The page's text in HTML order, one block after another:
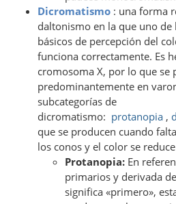
Dicromatismo : una forma
daltonismo en la que uno de
básicos de percepción del
funciona correctamente. Es
cromosoma X, por lo que se
predominantemente en
subcategorías de
dicromatismo: protanopia ,
que se producen cuando
los conos y el color se
Protanopia: En
primarios y derivada
significa «primero»,